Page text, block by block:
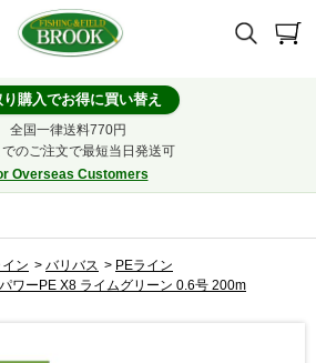
購入でお得に買い替え
全国一律送料770円
のご注文で最短当日発送可
Overseas Customers
ン > バリバス > PEライン
ワーPE X8 ライムグリーン 0.6号 200m